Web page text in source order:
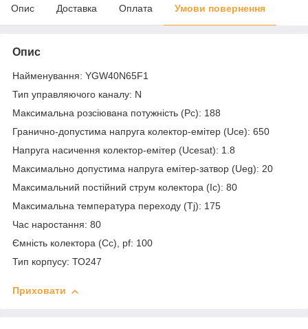
Опис Доставка Оплата Умови повернення
Опис
Найменування: YGW40N65F1
Тип управляючого каналу: N
Максимальна розсіювана потужність (Pc): 188
Гранично-допустима напруга колектор-емітер (Uce): 650
Напруга насичення колектор-емітер (Ucesat): 1.8
Максимально допустима напруга емітер-затвор (Ueg): 20
Максимальний постійний струм колектора (Ic): 80
Максимальна температура переходу (Tj): 175
Час наростання: 80
Ємність колектора (Cc), pf: 100
Тип корпусу: ТО247
Приховати